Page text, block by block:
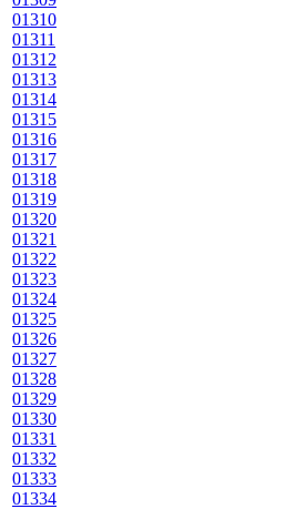
01310
01311
01312
01313
01314
01315
01316
01317
01318
01319
01320
01321
01322
01323
01324
01325
01326
01327
01328
01329
01330
01331
01332
01333
01334